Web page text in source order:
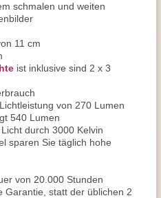
schmalen und weiten
11 cm
ist inklusive sind 2 x 3
von 270 Lumen
540 Lumen
durch 3000 Kelvin
sparen Sie täglich hohe
von 20.000 Stunden
Garantie, statt der üblichen 2